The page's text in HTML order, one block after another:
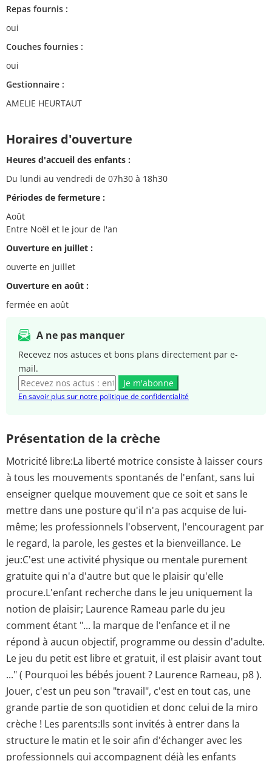
Repas fournis :
oui
Couches fournies :
oui
Gestionnaire :
AMELIE HEURTAUT
Horaires d'ouverture
Heures d'accueil des enfants :
Du lundi au vendredi de 07h30 à 18h30
Périodes de fermeture :
Août
Entre Noël et le jour de l'an
Ouverture en juillet :
ouverte en juillet
Ouverture en août :
fermée en août
A ne pas manquer
Recevez nos astuces et bons plans directement par e-
mail.
Je m'abonne
En savoir plus sur notre politique de confidentialité
Présentation de la crèche
Motricité libre:La liberté motrice consiste à laisser cours
à tous les mouvements spontanés de l'enfant, sans lui
enseigner quelque mouvement que ce soit et sans le
mettre dans une posture qu'il n'a pas acquise de lui-
même; les professionnels l'observent, l'encouragent par
le regard, la parole, les gestes et la bienveillance. Le
jeu:C'est une activité physique ou mentale purement
gratuite qui n'a d'autre but que le plaisir qu'elle
procure.L'enfant recherche dans le jeu uniquement la
notion de plaisir; Laurence Rameau parle du jeu
comment étant "... la marque de l'enfance et il ne
répond à aucun objectif, programme ou dessin d'adulte.
Le jeu du petit est libre et gratuit, il est plaisir avant tout
..." ( Pourquoi les bébés jouent ? Laurence Rameau, p8 ).
Jouer, c'est un peu son "travail", c'est en tout cas, une
grande partie de son quotidien et donc celui de la miro
crèche ! Les parents:Ils sont invités à entrer dans la
structure le matin et le soir afin d'échanger avec les
professionnels qui accompagnent déjà les enfants